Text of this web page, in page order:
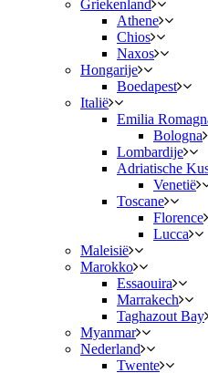
Griekenland
Athene
Chios
Naxos
Hongarije
Boedapest
Italië
Emilia
Bologna
Lombardije
Adriatische
Venetië
Toscane
Florence
Lucca
Maleisië
Marokko
Essaouira
Marrakech
Taghazout Bay
Myanmar
Nederland
Twente